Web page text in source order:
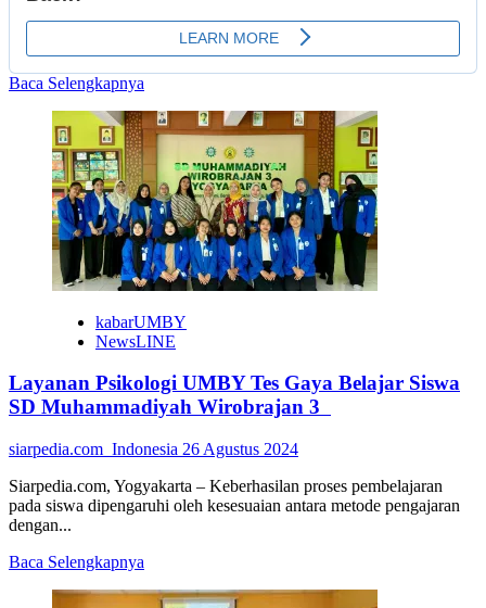
Baca Selengkapnya
about
Tingkatkan
Kualitas
Publikasi
Ilmiah,
UMBY
Hadirkan
Pemateri
dari
King
Abdul
Aziz
University
kabarUMBY
NewsLINE
Layanan Psikologi UMBY Tes Gaya Belajar Siswa
SD Muhammadiyah Wirobrajan 3
siarpedia.com_Indonesia 26 Agustus 2024
Siarpedia.com, Yogyakarta – Keberhasilan proses pembelajaran
pada siswa dipengaruhi oleh kesesuaian antara metode pengajaran
dengan...
Baca Selengkapnya
about